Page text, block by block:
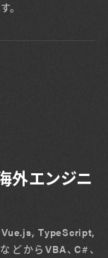
。
外エンジニ
TypeScript,
からVBA、C#、